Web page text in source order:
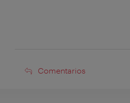
Comentarios
Comentarios